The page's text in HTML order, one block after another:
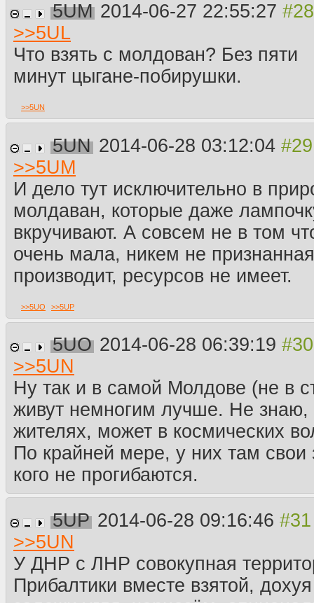
5UM 2014-06-27 22:55:27
>>5UL
Что взять с молдован? Без пяти
минут цыгане-побирушки.
>>5UN
5UN 2014-06-28 03:12:04
>>5UM
И дело тут исключительно в
молдаван, которые даже
вкручивают. А совсем не в том
очень мала, никем не
производит, ресурсов не имеет.
>>5UO >>5UP
5UO 2014-06-28 06:39:19
>>5UN
Ну так и в самой Молдове (не в
живут немногим лучше. Не
жителях, может в космических
По крайней мере, у них там свои
кого не прогибаются.
5UP 2014-06-28 09:16:46
>>5UN
У ДНР с ЛНР совокупная
Прибалтики вместе взятой,